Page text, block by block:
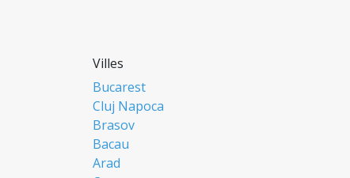
Villes
Bucarest
Cluj Napoca
Brasov
Bacau
Arad